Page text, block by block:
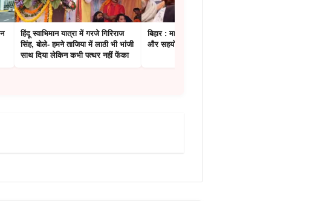
हिंदू स्वाभिमान यात्रा में गरजे गिरिराज
सिंह, बोले- हमने ताजिया में लाठी भी भांजी
साथ दिया लेकिन कभी पत्थर नहीं फेंका
बिहार : मारपीट मामले में भाजपा विधायक
और सहयोगी को 3 महीने की जेल।